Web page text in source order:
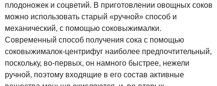
плодоножек и соцветий. В приготовлении овощных соков
можно использовать старый «ручной» способ и
механический, с помощью соковыжималки.
Современный способ получения сока с помощью
соковыжималок-центрифуг наиболее предпочтительный,
поскольку, во-первых, он намного быстрее, нежели
ручной, поэтому входящие в его состав активные